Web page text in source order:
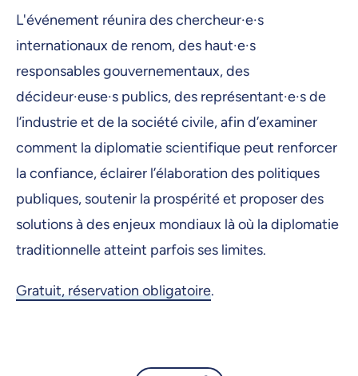
L'événement réunira des chercheur·e·s
internationaux de renom, des haut·e·s
responsables gouvernementaux, des
décideur·euse·s publics, des représentant·e·s de
l’industrie et de la société civile, afin d’examiner
comment la diplomatie scientifique peut renforcer
la confiance, éclairer l’élaboration des politiques
publiques, soutenir la prospérité et proposer des
solutions à des enjeux mondiaux là où la diplomatie
traditionnelle atteint parfois ses limites.
Gratuit, réservation obligatoire.